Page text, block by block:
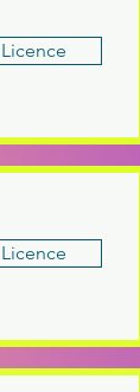
Licence
Licence